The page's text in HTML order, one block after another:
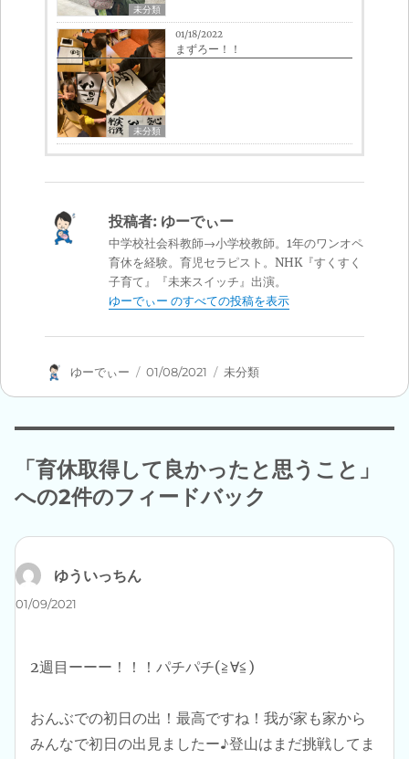
未分類
未分類
01/18/2022
まずろー！！
投稿者:ゆーでぃー
中学校社会科教師→小学校教師。1年のワンオペ
育休を経験。育児セラピスト。NHK『すくすく
子育て』『未来スイッチ』出演。
ゆーでぃー のすべての投稿を表示
投
ゆーでぃー
投
01/08/2021
カ
リ
未分類
「育休取得して良かったと思うこと」
への2件のフィードバック
ゆういっちん
01/09/2021
2週目ーーー！！！パチパチ(≧∀≦)
おんぶでの初日の出！最高ですね！我が家も家から
みんなで初日の出見ましたー♪登山はまだ挑戦してま